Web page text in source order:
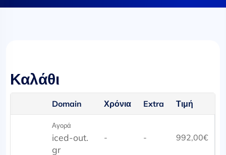
Καλάθι
Domain Χρόνια Extra Τιμή
Αγορά
iced-out.
gr
- - 992,00€